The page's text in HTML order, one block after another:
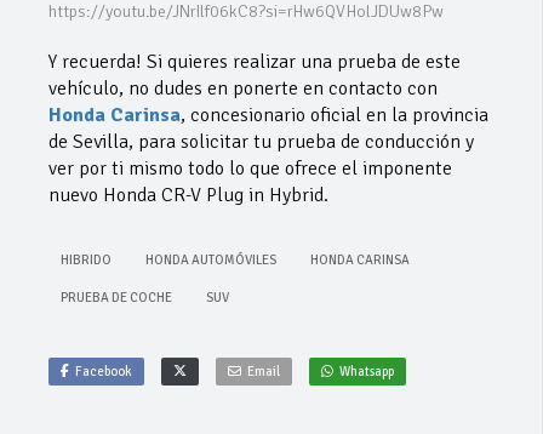
https://youtu.be/JNrIlf06kC8?si=rHw6QVHolJDUw8Pw
Y recuerda! Si quieres realizar una prueba de este
vehículo, no dudes en ponerte en contacto con
Honda Carinsa, concesionario oficial en la provincia
de Sevilla, para solicitar tu prueba de conducción y
ver por ti mismo todo lo que ofrece el imponente
nuevo Honda CR-V Plug in Hybrid.
HIBRIDO HONDA AUTOMÓVILES HONDA CARINSA
PRUEBA DE COCHE SUV
Facebook Email Whatsapp